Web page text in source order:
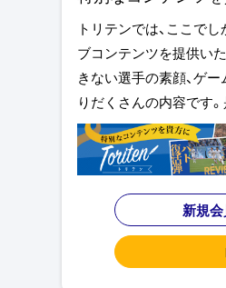
トリテンでは、ここで
ブコンテンツを提供い
きない選手の素顔、ゲ
りだくさんの内容です
新規